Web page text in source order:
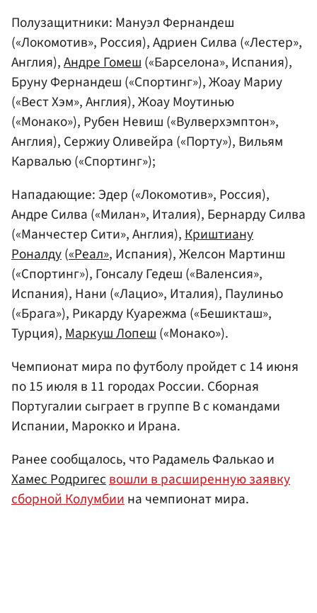
Полузащитники: Мануэл Фернандеш
(«Локомотив», Россия), Адриен Силва («Лестер»,
Англия),Андре Гомеш(«Барселона», Испания),
Бруну Фернандеш («Спортинг»), Жоау Мариу
(«Вест Хэм», Англия), Жоау Моутинью
(«Монако»), Рубен Невиш («Вулверхэмптон»,
Англия), Сержиу Оливейра («Порту»), Вильям
Карвалью («Спортинг»);
Нападающие: Эдер («Локомотив», Россия),
Андре Силва («Милан», Италия), Бернарду Силва
(«Манчестер Сити», Англия),Криштиану
Роналду(«Реал», Испания), Желсон Мартинш
(«Спортинг»), Гонсалу Гедеш («Валенсия»,
Испания), Нани («Лацио», Италия), Паулиньо
(«Брага»), Рикарду Куарежма («Бешикташ»,
Турция),Маркуш Лопеш(«Монако»).
Чемпионат мира по футболу пройдет с 14 июня
по 15 июля в 11 городах России. Сборная
Португалии сыграет в группе B с командами
Испании, Марокко и Ирана.
Ранее сообщалось, что Радамель Фалькао и
Хамес Родригесвошли в расширенную заявку
сборной Колумбиина чемпионат мира.